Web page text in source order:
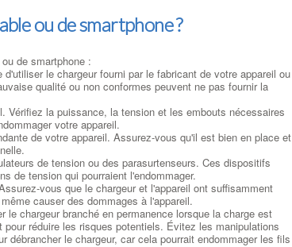
ou de smartphone ?
de smartphone :
le chargeur fourni par le fabricant de votre appareil ou
qualité ou non conformes peuvent ne pas fournir la
Vérifiez la puissance, la tension et les embouts nécessaires
votre appareil.
de votre appareil. Assurez-vous qu'il est bien en place et
de tension ou des parasurtenseurs. Ces dispositifs
de tension qui pourraient l'endommager.
vous que le chargeur et l'appareil ont suffisamment
causer des dommages à l'appareil.
le chargeur branché en permanence lorsque la charge est
réduire les risques potentiels. Évitez les manipulations
le chargeur, car cela pourrait endommager les fils